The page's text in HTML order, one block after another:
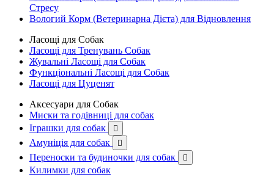
Стресу
Вологий Корм (Ветеринарна Дієта) для Відновлення
Ласощі для Собак
Ласощі для Тренувань Собак
Жувальні Ласощі для Собак
Функціональні Ласощі для Собак
Ласощі для Цуценят
Аксесуари для Собак
Миски та годівниці для собак
Іграшки для собак

Амуніція для собак 
Переноски та будиночки для собак 
Килимки для собак